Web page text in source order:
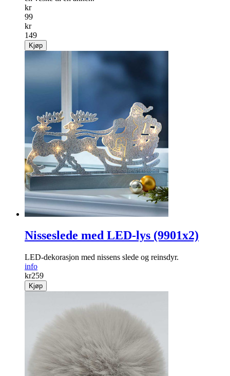
kr
99
kr
149
Kjøp
Nisseslede med LED-lys (9901x2)
LED-dekorasjon med nissens slede og reinsdyr.
info
kr259
Kjøp